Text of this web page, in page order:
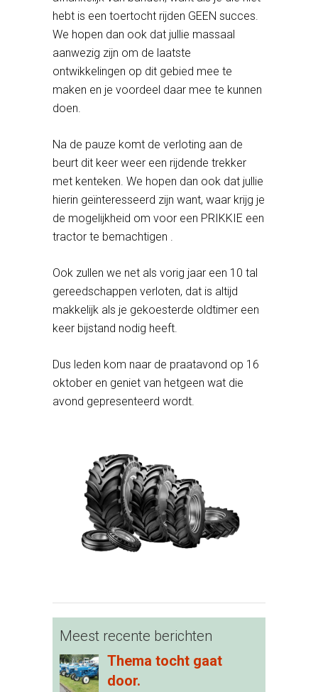
hebt is een toertocht rijden GEEN succes.
We hopen dan ook dat jullie massaal
aanwezig zijn om de laatste
ontwikkelingen op dit gebied mee te
maken en je voordeel daar mee te kunnen
doen.
Na de pauze komt de verloting aan de
beurt dit keer weer een rijdende trekker
met kenteken. We hopen dan ook dat jullie
hierin geïnteresseerd zijn want, waar krijg je
de mogelijkheid om voor een PRIKKIE een
tractor te bemachtigen .
Ook zullen we net als vorig jaar een 10 tal
gereedschappen verloten, dat is altijd
makkelijk als je gekoesterde oldtimer een
keer bijstand nodig heeft.
Dus leden kom naar de praatavond op 16
oktober en geniet van hetgeen wat die
avond gepresenteerd wordt.
Meest recente berichten
Thema tocht gaat
door.